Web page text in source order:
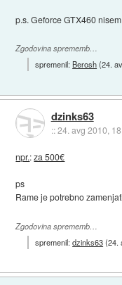
p.s. Geforce GTX460
Zgodovina sprememb…
spremenil:Berosh(24.
dzinks63
::24. avg 2010,
npr.:za 500€
ps
Rame je potrebno
Zgodovina sprememb…
spremenil:dzinks63(24.